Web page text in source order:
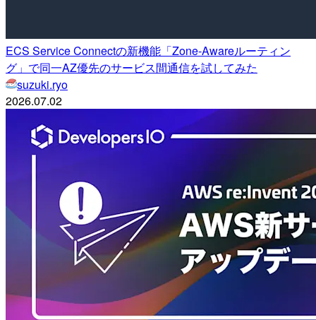
ECS Service Connectの新機能「Zone-Awareルーティン
グ」で同一AZ優先のサービス間通信を試してみた
suzuki.ryo
2026.07.02